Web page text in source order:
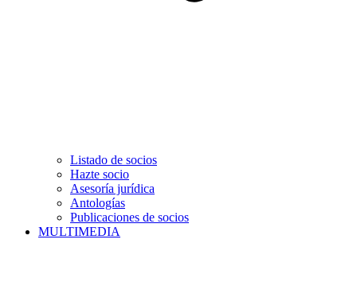
Listado de socios
Hazte socio
Asesoría jurídica
Antologías
Publicaciones de socios
MULTIMEDIA